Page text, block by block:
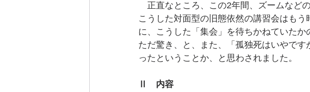
正直なところ、この2年間、ズームなど
こうした対面型の旧態依然の講習会はも
に、こうした「集会」を待ちかねていた
ただ驚き、と、また、「孤独死はいやで
ったということか、と思わされました。
Ⅱ　内容